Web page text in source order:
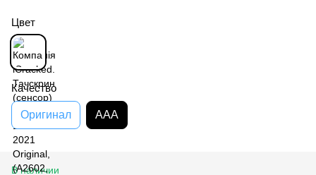
Цвет
Качество
Оригинал AAA
В наличии